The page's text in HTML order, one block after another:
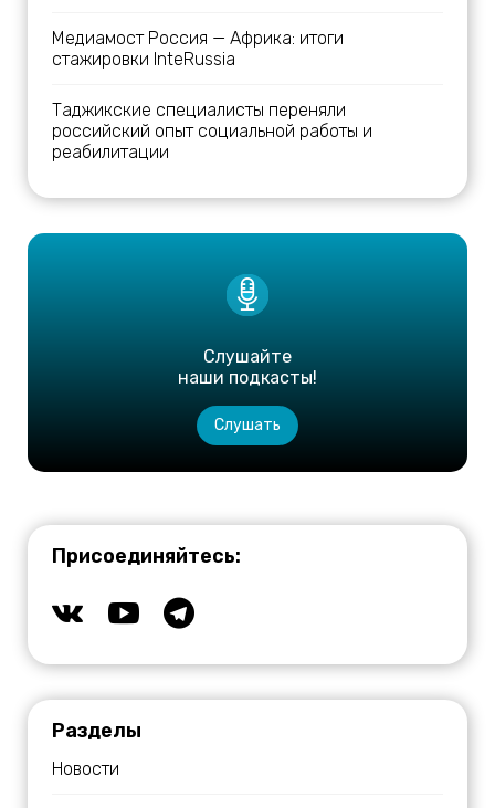
Медиамост Россия — Африка: итоги
стажировки InteRussia
Таджикские специалисты переняли
российский опыт социальной работы и
реабилитации
Слушайте
наши подкасты!
Слушать
Присоединяйтесь:
Разделы
Новости